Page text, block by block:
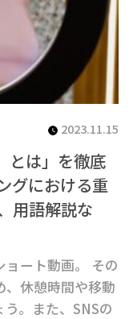
2023.11.15
とは」を徹底
グにおける重
用語解説な
ート動画。 その
、休憩時間や移動
。また、SNSの